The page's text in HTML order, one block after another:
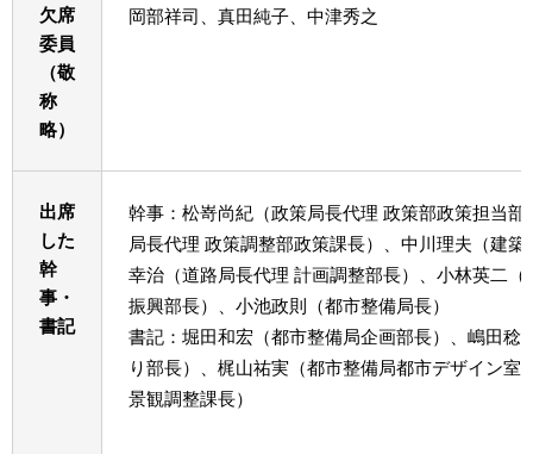
欠席
委員
（敬
称
略）
岡部祥司、真田純子、中津秀之
出席
した
幹
事・
書記
幹事：松嵜尚紀（政策局長代理 政策部政策担当
局長代理 政策調整部政策課長）、中川理夫（建
幸治（道路局長代理 計画調整部長）、小林英二
振興部長）、小池政則（都市整備局長）
書記：堀田和宏（都市整備局企画部長）、嶋田稔
り部長）、梶山祐実（都市整備局都市デザイン室
景観調整課長）